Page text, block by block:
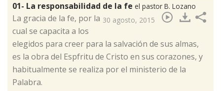
01- La responsabilidad de la fe el pastor B. Lozano
30 agosto, 2015
​La gracia de la fe, por la
cual se capacita a los
elegidos para creer para la salvación de sus almas,
es la obra del Espfritu de Cristo en sus corazones, y
habitualmente se realiza por el ministerio de la
Palabra.